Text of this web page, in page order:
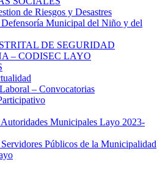
de Riesgos y Desastres
Municipal del Niño y del
DE SEGURIDAD
– CODISEC LAYO
– Convocatorias
Municipales Layo 2023-
Públicos de la Municipalidad